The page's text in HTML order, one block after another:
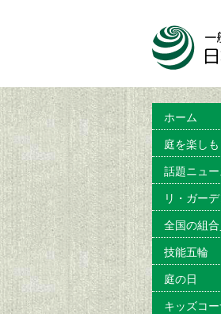
ホーム
庭を楽しも
話題ニュー
リ・ガー
全国の組合
技能五輪
庭の日
キッズコ